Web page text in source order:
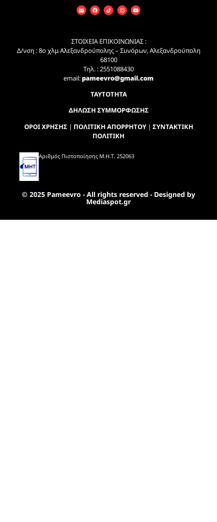
ΣΤΟΙΧΕΙΑ ΕΠΙΚΟΙΝΩΝΙΑΣ :
Δ/νση : 8ο χλμ Αλεξανδρούπολης – Συνόρων, Αλεξανδρούπολη
68100
Τηλ. : 2551088430
email:pameevro@gmail.com
ΤΑΥΤΟΤΗΤΑ
ΔΗΛΩΣΗ ΣΥΜΜΟΡΦΩΣΗΣ
ΟΡΟΙ ΧΡΗΣΗΣ| ΠΟΛΙΤΙΚΗ ΑΠΟΡΡΗΤΟΥ| ΣΥΝΤΑΚΤΙΚΗ
ΠΟΛΙΤΙΚΗ
Αριθμός Πιστοποίησης Μ.Η.Τ. 252063
© 2025 Pameevro - All rights reserved - Designed by
Mediaspot.gr